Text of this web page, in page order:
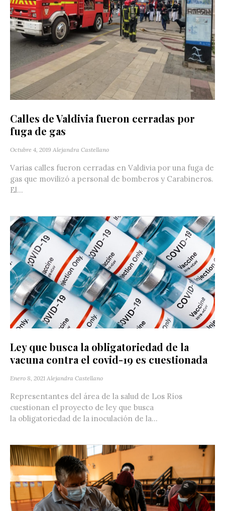
Calles de Valdivia fueron cerradas por
fuga de gas
Octubre 4, 2019 Alejandra Castellano
Varias calles fueron cerradas en Valdivia por una fuga de
gas que movilizó a personal de bomberos y Carabineros.
El...
Ley que busca la obligatoriedad de la
vacuna contra el covid-19 es cuestionada
Enero 8, 2021 Alejandra Castellano
Representantes del área de la salud de Los Ríos
cuestionan el proyecto de ley que busca
la obligatoriedad de la inoculación de la...